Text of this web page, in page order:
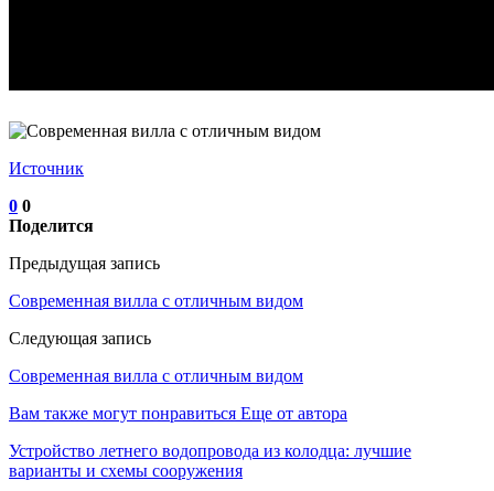
Источник
0 0
Поделится
Предыдущая запись
Современная вилла с отличным видом
Следующая запись
Современная вилла с отличным видом
Вам также могут понравиться Еще от автора
Устройство летнего водопровода из колодца: лучшие
варианты и схемы сооружения